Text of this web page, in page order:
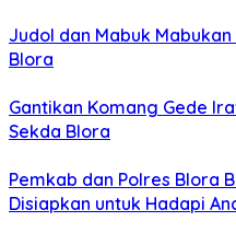
Judol dan Mabuk
Blora
Gantikan Komang Gede
Sekda Blora
Pemkab dan Polres Blora
Disiapkan untuk Hadapi